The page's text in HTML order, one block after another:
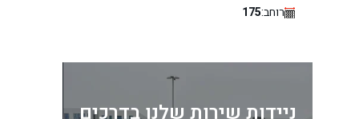
רוחב:175
ניידות שירות שלנו בדרכים